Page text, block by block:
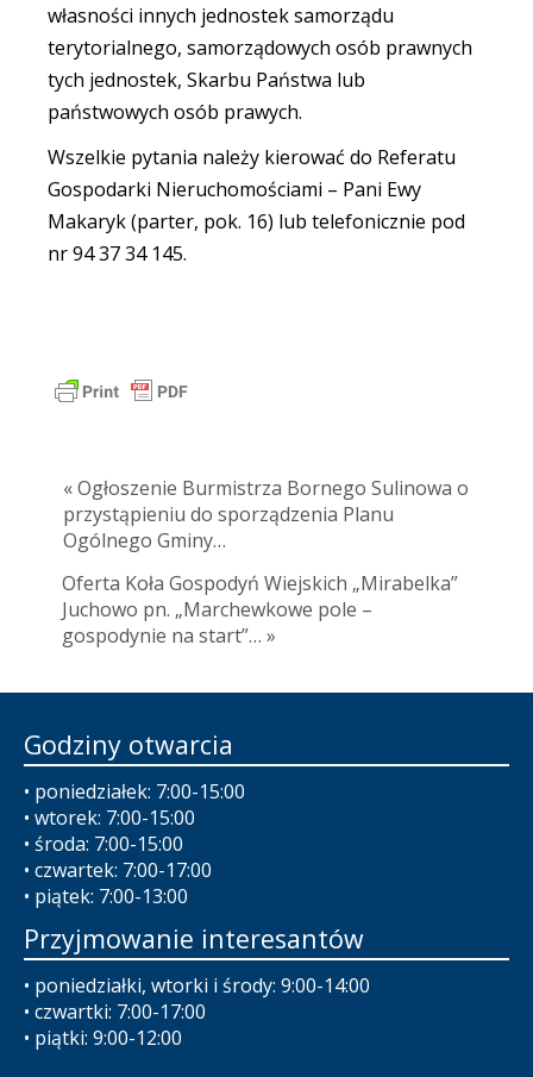
własności innych jednostek samorządu
terytorialnego, samorządowych osób prawnych
tych jednostek, Skarbu Państwa lub
państwowych osób prawych.
Wszelkie pytania należy kierować do Referatu
Gospodarki Nieruchomościami – Pani Ewy
Makaryk (parter, pok. 16) lub telefonicznie pod
nr 94 37 34 145.
« Ogłoszenie Burmistrza Bornego Sulinowa o
przystąpieniu do sporządzenia Planu
Ogólnego Gminy…
Oferta Koła Gospodyń Wiejskich „Mirabelka”
Juchowo pn. „Marchewkowe pole –
gospodynie na start”… »
Godziny otwarcia
• poniedziałek: 7:00-15:00
• wtorek: 7:00-15:00
• środa: 7:00-15:00
• czwartek: 7:00-17:00
• piątek: 7:00-13:00
Przyjmowanie interesantów
• poniedziałki, wtorki i środy: 9:00-14:00
• czwartki: 7:00-17:00
• piątki: 9:00-12:00